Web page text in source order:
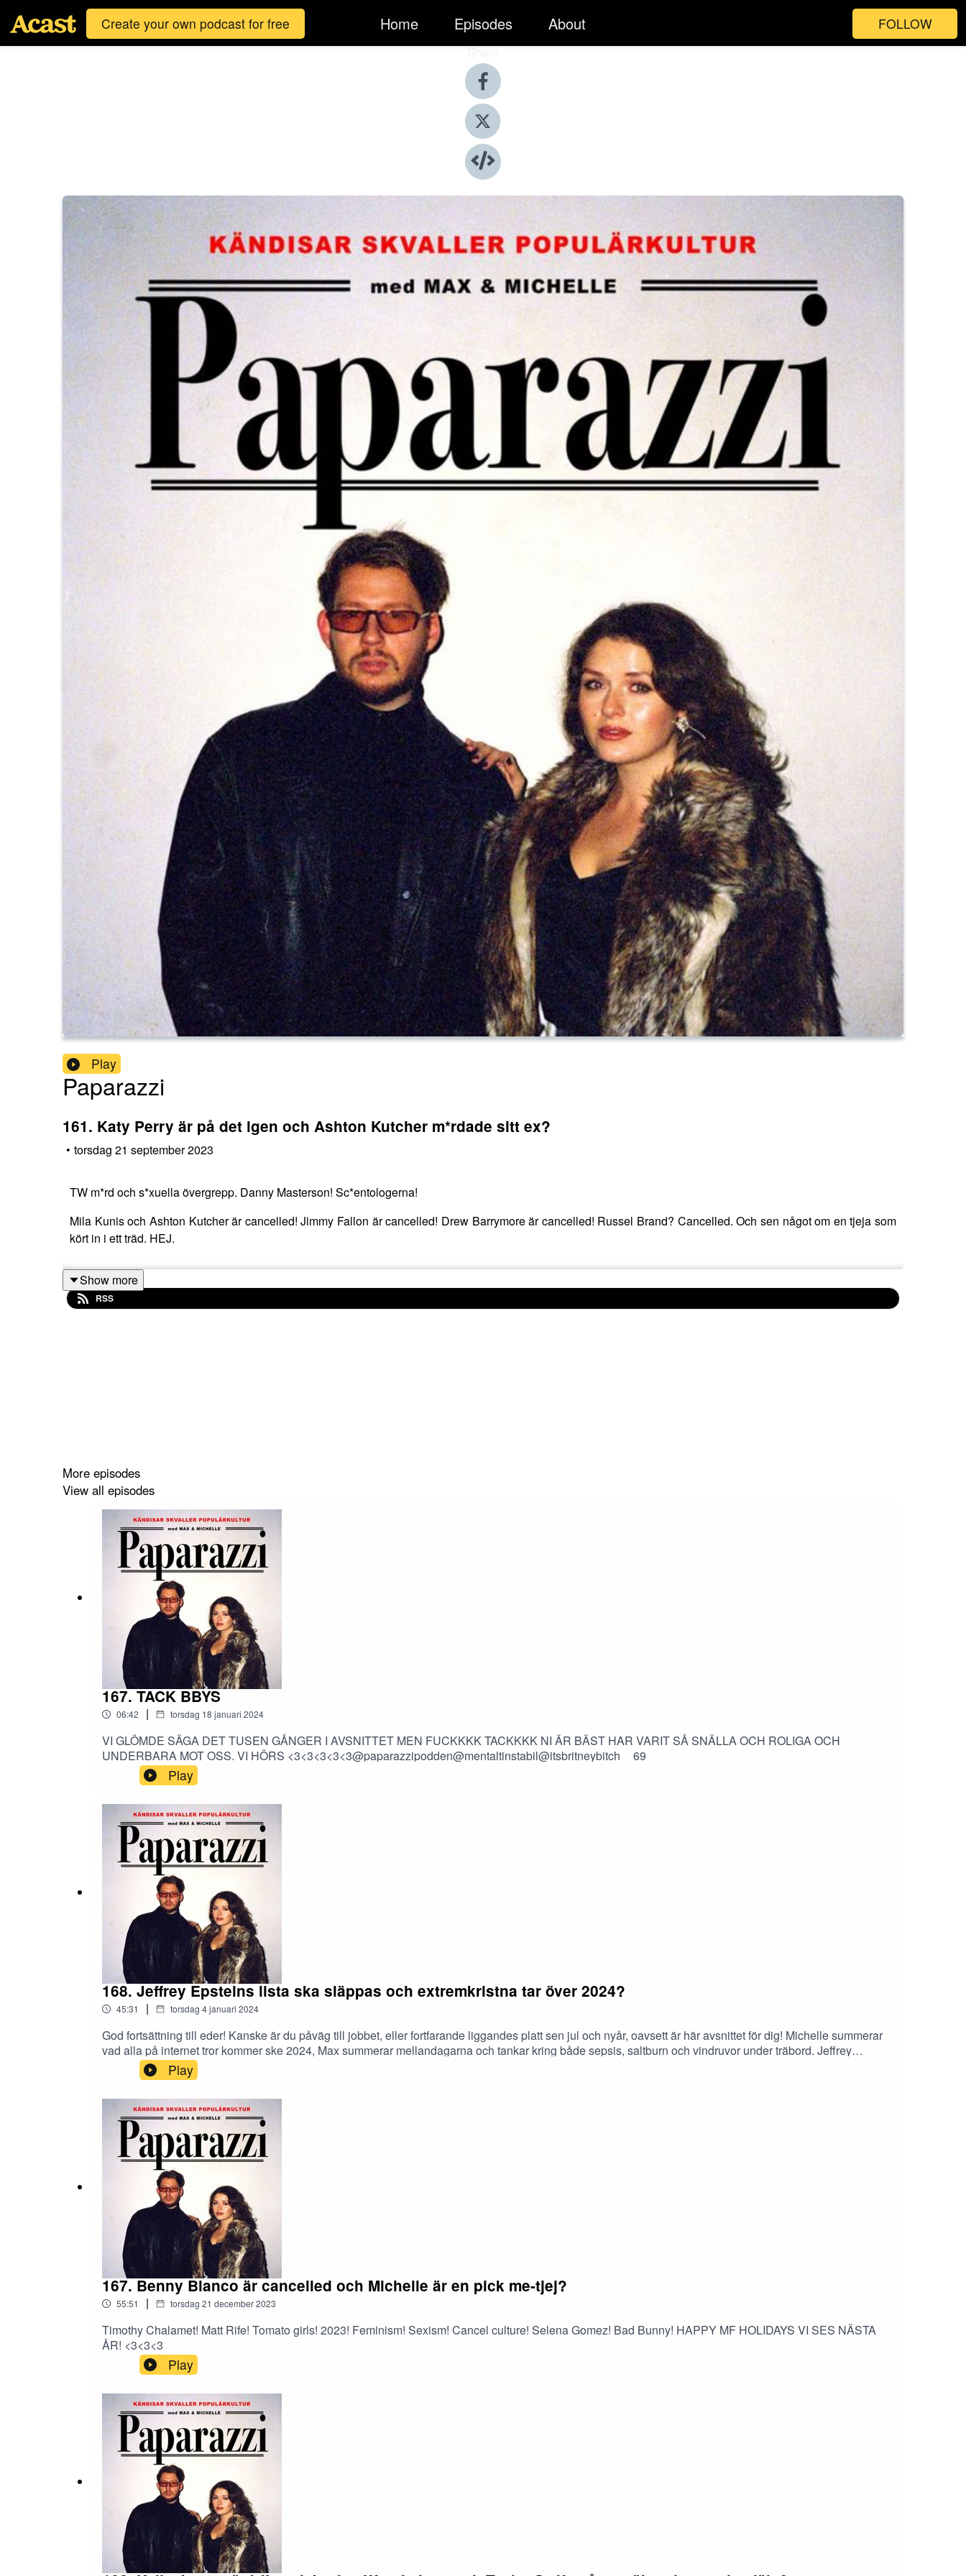
Create your own podcast for free Home Episodes About FOLLOW
Share
Play
Paparazzi
161. Katy Perry är på det igen och Ashton Kutcher m*rdade sitt ex?
• torsdag 21 september 2023
TW m*rd och s*xuella övergrepp. Danny Masterson! Sc*entologerna!
Mila Kunis och Ashton Kutcher är cancelled! Jimmy Fallon är cancelled! Drew Barrymore är cancelled! Russel Brand? Cancelled. Och sen något om en tjeja som
kört in i ett träd. HEJ.
Show more
RSS
More episodes
View all episodes
167. TACK BBYS
06:42 | torsdag 18 januari 2024
VI GLÖMDE SÄGA DET TUSEN GÅNGER I AVSNITTET MEN FUCKKKK TACKKKK NI ÄR BÄST HAR VARIT SÅ SNÄLLA OCH ROLIGA OCH
UNDERBARA MOT OSS. VI HÖRS <3<3<3<3<3@paparazzipodden@mentaltinstabil@itsbritneybitch__69
Play
168. Jeffrey Epsteins lista ska släppas och extremkristna tar över 2024?
45:31 | torsdag 4 januari 2024
God fortsättning till eder! Kanske är du påväg till jobbet, eller fortfarande liggandes platt sen jul och nyår, oavsett är här avsnittet för dig! Michelle summerar
vad alla på internet tror kommer ske 2024, Max summerar mellandagarna och tankar kring både sepsis, saltburn och vindruvor under träbord. Jeffrey
Epsteins hemliga lista av kunder riskerar att släppas, men bryr vi oss? Var tweeten från Taylors PR-kvinna den 1 December årets cover up med Deuxmoi
som collateral damage? TRYCK PLAY HÄNG MED!
Play
167. Benny Blanco är cancelled och Michelle är en pick me-tjej?
55:51 | torsdag 21 december 2023
Timothy Chalamet! Matt Rife! Tomato girls! 2023! Feminism! Sexism! Cancel culture! Selena Gomez! Bad Bunny! HAPPY MF HOLIDAYS VI SES NÄSTA
ÅR! <3<3<3
Play